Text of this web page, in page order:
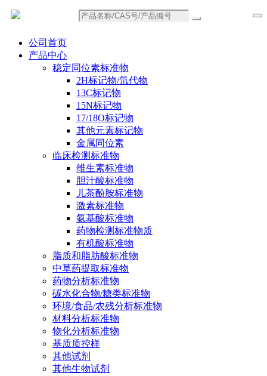
公司首页
产品中心
稳定同位素标准物
2H标记物/氘代物
13C标记物
15N标记物
17/18O标记物
其他元素标记物
金属同位素
临床检测标准物
维生素标准物
胆汁酸标准物
儿茶酚胺标准物
激素标准物
氨基酸标准物
药物检测标准物质
有机酸标准物
脂质和脂肪酸标准物
中草药提取标准物
药物分析标准物
碳水化合物/糖类标准物
环境/食品/农残分析标准物
材料分析标准物
物化分析标准物
基质质控样
其他试剂
其他生物试剂